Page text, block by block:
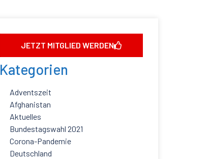
JETZT MITGLIED WERDEN
Kategorien
Adventszeit
Afghanistan
Aktuelles
Bundestagswahl 2021
Corona-Pandemie
Deutschland